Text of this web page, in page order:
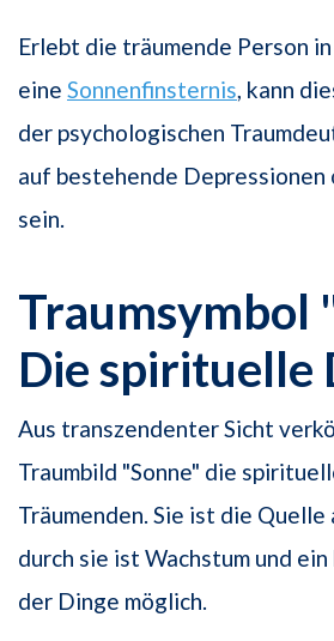
Erlebt die träumende Person
eine Sonnenfinsternis, kann
der psychologischen
auf bestehende Depressionen
sein.
Traumsymbol
Die spirituelle
Aus transzendenter Sicht
Traumbild "Sonne" die
Träumenden. Sie ist die Quelle
durch sie ist Wachstum und
der Dinge möglich.